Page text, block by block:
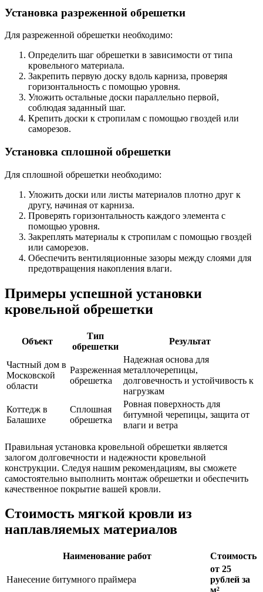
Установка разреженной обрешетки
Для разреженной обрешетки необходимо:
Определить шаг обрешетки в зависимости от типа
кровельного материала.
Закрепить первую доску вдоль карниза, проверяя
горизонтальность с помощью уровня.
Уложить остальные доски параллельно первой,
соблюдая заданный шаг.
Крепить доски к стропилам с помощью гвоздей или
саморезов.
Установка сплошной обрешетки
Для сплошной обрешетки необходимо:
Уложить доски или листы материалов плотно друг к
другу, начиная от карниза.
Проверять горизонтальность каждого элемента с
помощью уровня.
Закреплять материалы к стропилам с помощью гвоздей
или саморезов.
Обеспечить вентиляционные зазоры между слоями для
предотвращения накопления влаги.
Примеры успешной установки
кровельной обрешетки
Объект
Тип
обрешетки
Результат
Частный дом в
Московской
области
Разреженная
обрешетка
Надежная основа для
металлочерепицы,
долговечность и устойчивость к
нагрузкам
Коттедж в
Балашихе
Сплошная
обрешетка
Ровная поверхность для
битумной черепицы, защита от
влаги и ветра
Правильная установка кровельной обрешетки является
залогом долговечности и надежности кровельной
конструкции. Следуя нашим рекомендациям, вы сможете
самостоятельно выполнить монтаж обрешетки и обеспечить
качественное покрытие вашей кровли.
Стоимость мягкой кровли из
наплавляемых материалов
Наименование работ Стоимость
Нанесение битумного праймера
от 25
рублей за